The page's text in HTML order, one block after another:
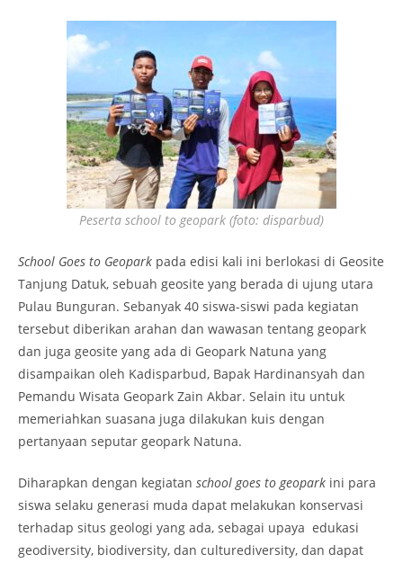
Peserta school to geopark (foto: disparbud)
School Goes to Geopark pada edisi kali ini berlokasi di Geosite
Tanjung Datuk, sebuah geosite yang berada di ujung utara
Pulau Bunguran. Sebanyak 40 siswa-siswi pada kegiatan
tersebut diberikan arahan dan wawasan tentang geopark
dan juga geosite yang ada di Geopark Natuna yang
disampaikan oleh Kadisparbud, Bapak Hardinansyah dan
Pemandu Wisata Geopark Zain Akbar. Selain itu untuk
memeriahkan suasana juga dilakukan kuis dengan
pertanyaan seputar geopark Natuna.
Diharapkan dengan kegiatan school goes to geopark ini para
siswa selaku generasi muda dapat melakukan konservasi
terhadap situs geologi yang ada, sebagai upaya edukasi
geodiversity, biodiversity, dan culturediversity, dan dapat